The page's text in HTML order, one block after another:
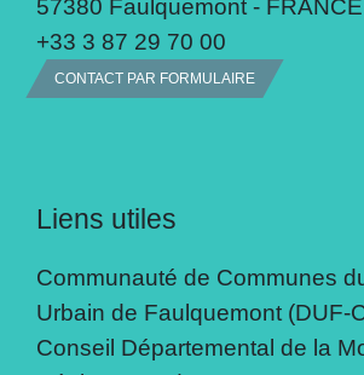
57380 Faulquemont - FRANCE
+33 3 87 29 70 00
CONTACT PAR FORMULAIRE
Liens utiles
Communauté de Communes
Urbain de Faulquemont (DUF-
Conseil Départemental de la